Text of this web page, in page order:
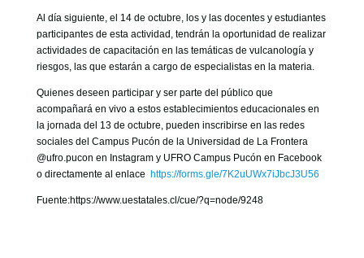
Al día siguiente, el 14 de octubre, los y las docentes y estudiantes
participantes de esta actividad, tendrán la oportunidad de realizar
actividades de capacitación en las temáticas de vulcanología y
riesgos, las que estarán a cargo de especialistas en la materia.
Quienes deseen participar y ser parte del público que
acompañará en vivo a estos establecimientos educacionales en
la jornada del 13 de octubre, pueden inscribirse en las redes
sociales del Campus Pucón de la Universidad de La Frontera
@ufro.pucon en Instagram y UFRO Campus Pucón en Facebook
o directamente al enlace https://forms.gle/7K2uUWx7iJbcJ3U56
Fuente:https://www.uestatales.cl/cue/?q=node/9248